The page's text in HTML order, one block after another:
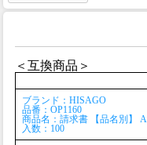
＜互換商品＞
ブランド：HISAGO
品番：OP1160
商品名：請求書 【品名別】
入数：100